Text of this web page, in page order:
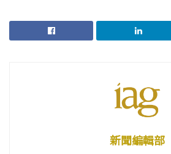
新聞編輯部